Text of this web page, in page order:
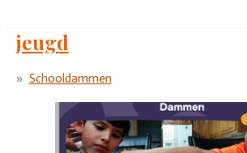
jeugd
Schooldammen